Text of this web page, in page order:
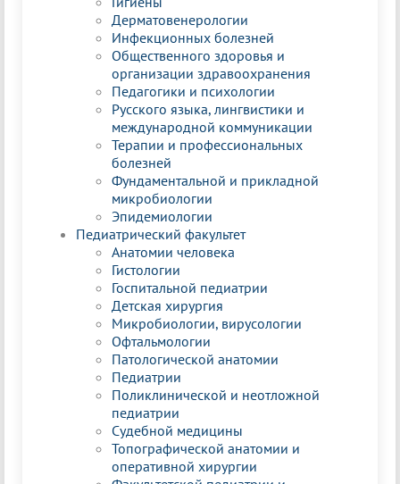
Дерматовенерологии
Инфекционных болезней
Общественного здоровья и
организации здравоохранения
Педагогики и психологии
Русского языка, лингвистики и
международной коммуникации
Терапии и профессиональных
болезней
Фундаментальной и прикладной
микробиологии
Эпидемиологии
Педиатрический факультет
Анатомии человека
Гистологии
Госпитальной педиатрии
Детская хирургия
Микробиологии, вирусологии
Офтальмологии
Патологической анатомии
Педиатрии
Поликлинической и неотложной
педиатрии
Судебной медицины
Топографической анатомии и
оперативной хирургии